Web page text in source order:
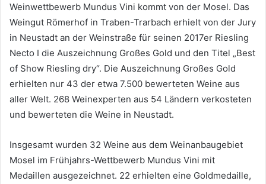
Weinwettbewerb Mundus Vini kommt von der Mosel. Das
Weingut Römerhof in Traben-Trarbach erhielt von der Jury
in Neustadt an der Weinstraße für seinen 2017er Riesling
Necto I die Auszeichnung Großes Gold und den Titel „Best
of Show Riesling dry“. Die Auszeichnung Großes Gold
erhielten nur 43 der etwa 7.500 bewerteten Weine aus
aller Welt. 268 Weinexperten aus 54 Ländern verkosteten
und bewerteten die Weine in Neustadt.
Insgesamt wurden 32 Weine aus dem Weinanbaugebiet
Mosel im Frühjahrs-Wettbewerb Mundus Vini mit
Medaillen ausgezeichnet. 22 erhielten eine Goldmedaille,